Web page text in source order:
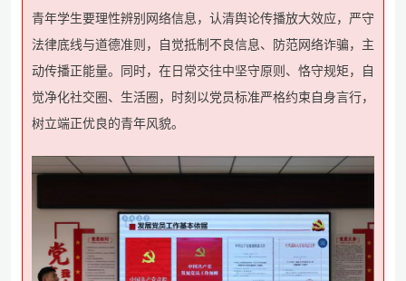
青年学生要理性辨别网络信息，认清舆论传播放大效应，严守
法律底线与道德准则，自觉抵制不良信息、防范网络诈骗，主
动传播正能量。同时，在日常交往中坚守原则、恪守规矩，自
觉净化社交圈、生活圈，时刻以党员标准严格约束自身言行，
树立端正优良的青年风貌。